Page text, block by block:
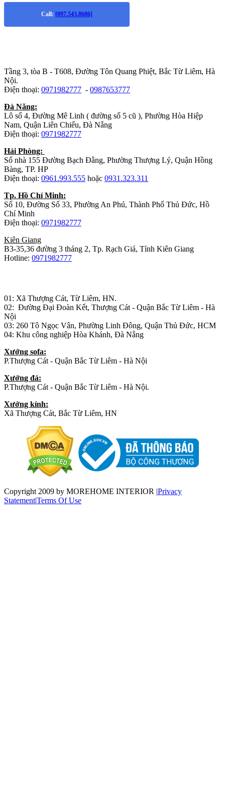
Call: [097.543.8686]
Tầng 3, tòa B - T608, Đường Tôn Quang Phiệt, Bắc Từ Liêm, Hà
Nội.
Điện thoại: 0971982777 - 0987653777
Đà Năng:
Lô số 4, Đường Mê Linh ( đường số 5 cũ ), Phường Hòa Hiệp
Nam, Quận Liên Chiểu, Đà Nẵng
Điện thoại: 0971982777
Hải Phòng:
Số nhà 155 Đường Bạch Đằng, Phường Thượng Lý, Quận Hồng
Bàng, TP. HP
Điện thoại: 0961.993.555 hoặc 0931.323.311
Tp. Hồ Chí Minh:
Số 10, Đường Số 33, Phường An Phú, Thành Phố Thủ Đức, Hồ
Chí Minh
Điện thoại: 0971982777
Kiên Giang
B3-35,36 đường 3 tháng 2, Tp. Rạch Giá, Tỉnh Kiên Giang
Hotline: 0971982777
01: Xã Thượng Cát, Từ Liêm, HN.
02: Đường Đại Đoàn Kết, Thượng Cát - Quận Bắc Từ Liêm - Hà
Nội
03: 260 Tô Ngọc Vân, Phường Linh Đông, Quận Thủ Đức, HCM
04: Khu công nghiệp Hòa Khánh, Đà Nẵng
Xưởng sofa:
P.Thượng Cát - Quận Bắc Từ Liêm - Hà Nội
Xưởng đá:
P.Thượng Cát - Quận Bắc Từ Liêm - Hà Nội.
Xưởng kính:
Xã Thượng Cát, Bắc Từ Liêm, HN
Copyright 2009 by MOREHOME INTERIOR |Privacy
Statement|Terms Of Use